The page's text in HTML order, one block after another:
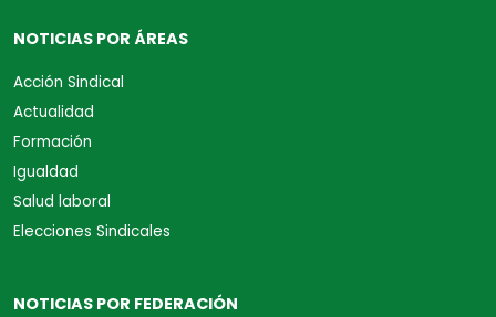
NOTICIAS POR ÁREAS
Acción Sindical
Actualidad
Formación
Igualdad
Salud laboral
Elecciones Sindicales
NOTICIAS POR FEDERACIÓN